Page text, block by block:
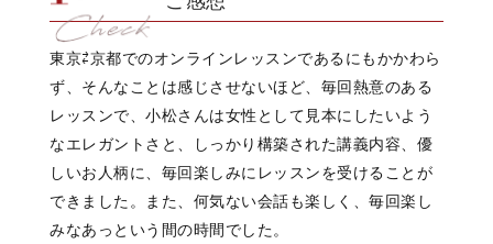
東京⇄京都でのオンラインレッスンであるにもかかわら
ず、そんなことは感じさせないほど、毎回熱意のある
レッスンで、小松さんは女性として見本にしたいよう
なエレガントさと、しっかり構築された講義内容、優
しいお人柄に、毎回楽しみにレッスンを受けることが
できました。また、何気ない会話も楽しく、毎回楽し
みなあっという間の時間でした。